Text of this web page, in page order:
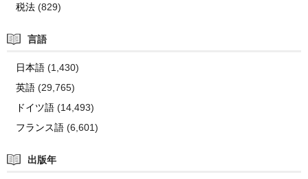
税法(829)
言語
日本語(1,430)
英語(29,765)
ドイツ語(14,493)
フランス語(6,601)
出版年